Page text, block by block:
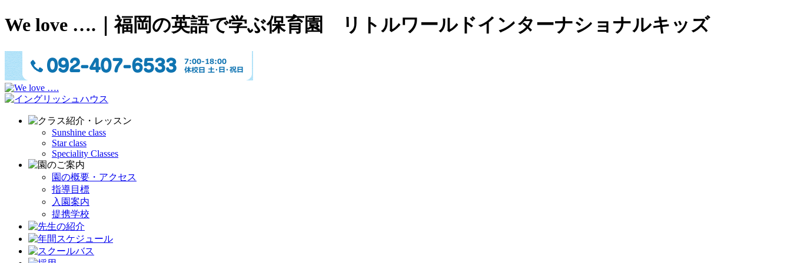
We love ….｜福岡の英語で学ぶ保育園 リトルワールドインターナショナルキッズ
Sunshine class
Star class
Speciality Classes
園の概要・アクセス
指導目標
入園案内
提携学校